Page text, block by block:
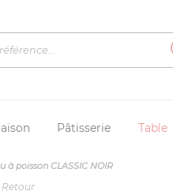
Pâtisserie Table
à poisson CLASSIC NOIR
Retour